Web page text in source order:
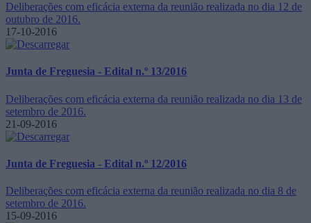
Deliberações com eficácia externa da reunião realizada no dia 12 de
outubro de 2016.
17-10-2016
Junta de Freguesia - Edital n.º 13/2016
Deliberações com eficácia externa da reunião realizada no dia 13 de
setembro de 2016.
21-09-2016
Junta de Freguesia - Edital n.º 12/2016
Deliberações com eficácia externa da reunião realizada no dia 8 de
setembro de 2016.
15-09-2016